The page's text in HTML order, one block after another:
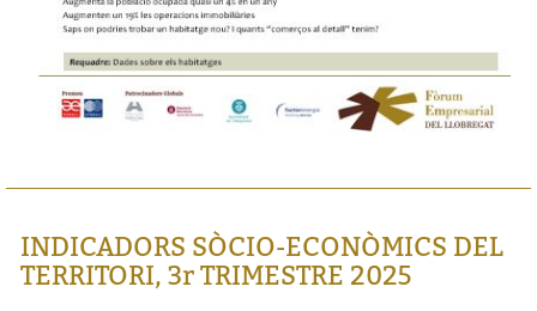
INDICADORS SÒCIO-ECONÒMICS DEL
TERRITORI, 3r TRIMESTRE 2025